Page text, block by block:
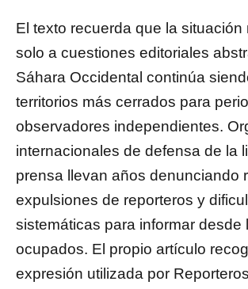
El texto recuerda que la situación
solo a cuestiones editoriales
Sáhara Occidental continúa
territorios más cerrados para
observadores independientes.
internacionales de defensa de la
prensa llevan años denunciando
expulsiones de reporteros y
sistemáticas para informar desde
ocupados. El propio artículo
expresión utilizada por